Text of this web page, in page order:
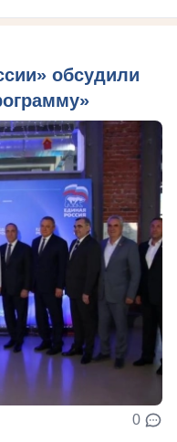
обсудили
0